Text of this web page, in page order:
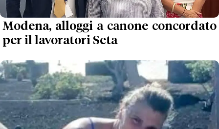
Modena, alloggi a canone concordato
per il lavoratori Seta